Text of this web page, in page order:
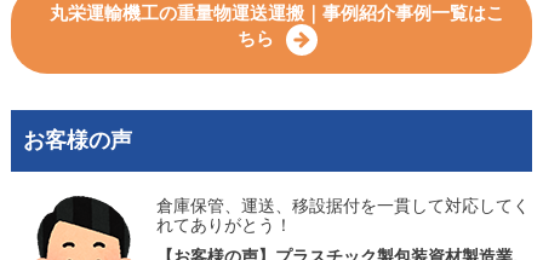
丸栄運輸機工の重量物運送運搬｜事例紹介事例一覧はこ
ちら
お客様の声
倉庫保管、運送、移設据付を一貫して対応してく
れてありがとう！
【お客様の声】 プラスチック製包装資材製造業、